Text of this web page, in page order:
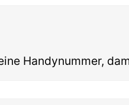
Handynummer,